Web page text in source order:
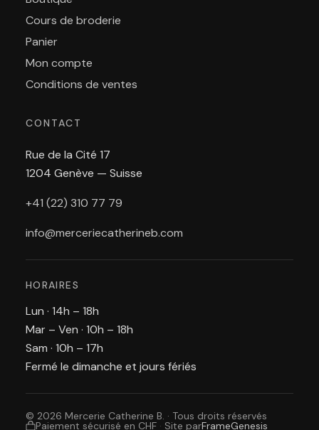
Cours de broderie
Panier
Mon compte
Conditions de ventes
CONTACT
Rue de la Cité 17
1204 Genève — Suisse
+41 (22) 310 77 79
info@merceriecatherineb.com
HORAIRES
Lun · 14h – 18h
Mar – Ven · 10h – 18h
Sam · 10h – 17h
Fermé le dimanche et jours fériés
© 2026 Mercerie Catherine B. · Tous droits réservés
Paiement sécurisé en CHF · Site parFrameGenesis